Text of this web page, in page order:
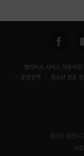
펄어비스 서비스 이용약관
운영정책 청소년 보호
경기도 과천
사